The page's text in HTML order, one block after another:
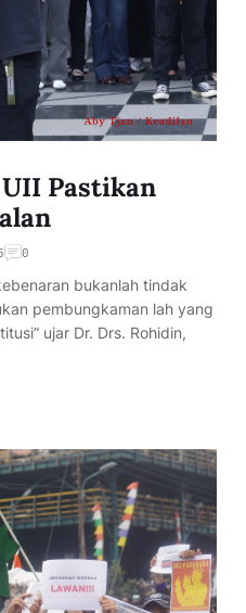
Pastikan
0
bukanlah tindak
pembungkaman lah yang
ujar Dr. Drs. Rohidin,